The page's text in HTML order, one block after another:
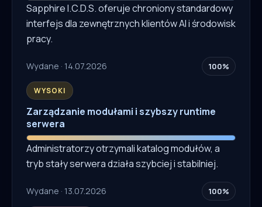
Sapphire I.C.D.S. oferuje chroniony standardowy
interfejs dla zewnętrznych klientów AI i środowisk
pracy.
Wydane · 14.07.2026 100%
WYSOKI
Zarządzanie modułami i szybszy runtime
serwera
Administratorzy otrzymali katalog modułów, a
tryb stały serwera działa szybciej i stabilniej.
Wydane · 13.07.2026 100%